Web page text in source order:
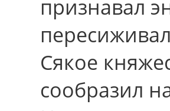
признавал
Сякое
сообразил